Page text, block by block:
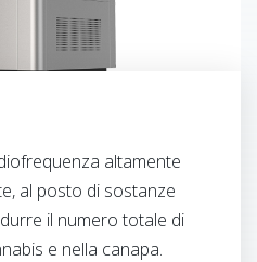
altamente
al posto di sostanze
il numero totale di
e nella canapa.